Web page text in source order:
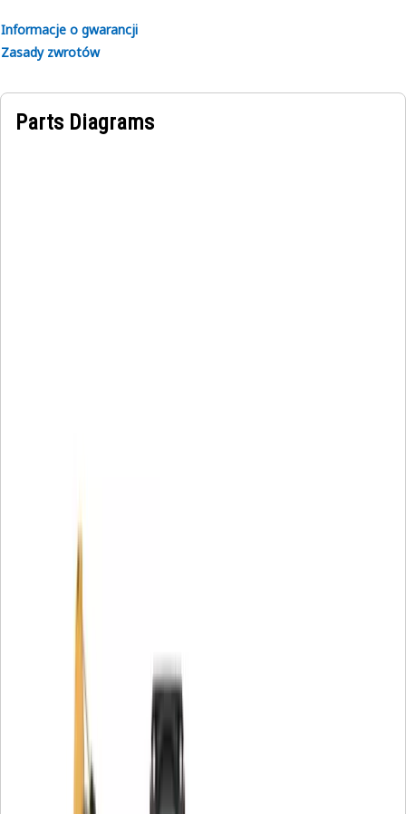
Informacje o gwarancji
Zasady zwrotów
Parts Diagrams